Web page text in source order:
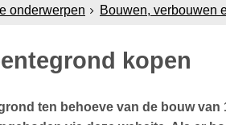
onderwerpen Bouwen, verbouwen
kopen
ten behoeve van de bouw